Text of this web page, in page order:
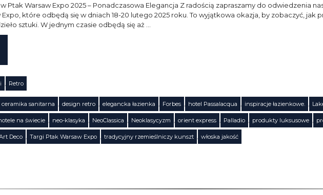
Ptak Warsaw Expo 2025 – Ponadczasowa Elegancja Z radością zapraszamy do odwiedzenia
Expo, które odbędą się w dniach 18-20 lutego 2025 roku. To wyjątkowa okazja, by zobaczyć,
sztuki. W jednym czasie odbędą się aż …
Retro
ceramika sanitarna design retro elegancka łazienka Forbes hotel Passalacqua inspiracje łazienkowe.
na świecie neo-klasyka NeoClassica Neoklasycyzm orient express Palladio produkty luksusowe
Deco Targi Ptak Warsaw Expo tradycyjny rzemieślniczy kunszt włoska jakość